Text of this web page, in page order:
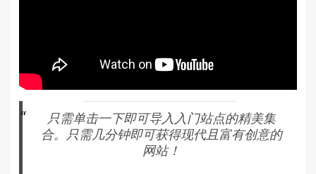
只需单击一下即可导入入门站点的精美集
合。只需几分钟即可获得现代且富有创意的
网站！